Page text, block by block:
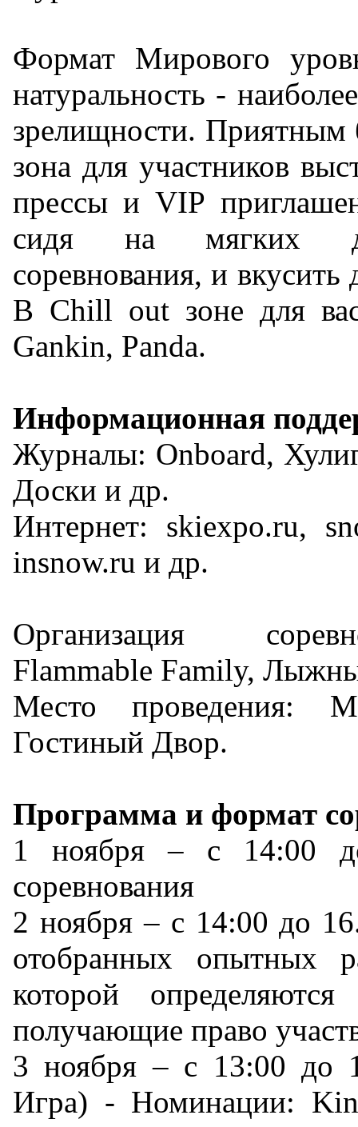
Формат Мирового
натуральность -
зрелищности. Приятным
зона для участников
прессы и VIP
сидя на мягких
соревнования, и
В Chill out зоне для
Gankin, Panda.
Информационная
Журналы: Onboard,
Доски и др.
Интернет: skiexpo.ru,
insnow.ru и др.
Организация
Flammable Family,
Место проведения:
Гостиный Двор.
Программа и формат
1 ноября – с 14:00
соревнования
2 ноября – с 14:00 до
отобранных опытных
которой
получающие право
3 ноября – с 13:00 до
Игра) - Номинации: